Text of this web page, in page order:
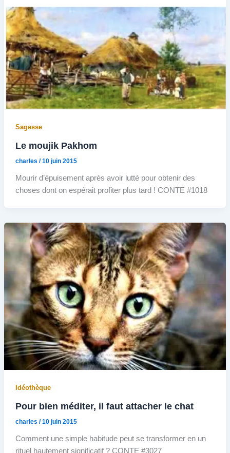
Sagesse
Le moujik Pakhom
charles /10 juin 2015
Mourir d’épuisement après avoir lutté pour obtenir des
choses dont on espérait profiter plus tard ! CONTE #1018
Idéothèque
Pour bien méditer, il faut attacher le chat
charles /10 juin 2015
Comment une simple habitude peut se transformer en un
rituel hautement significatif ? CONTE #3027